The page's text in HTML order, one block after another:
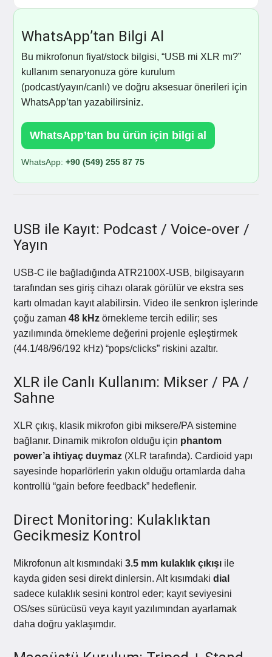
WhatsApp’tan Bilgi Al
Bu mikrofonun fiyat/stock bilgisi, “USB mi XLR mı?”
kullanım senaryonuza göre kurulum
(podcast/yayın/canlı) ve doğru aksesuar önerileri için
WhatsApp’tan yazabilirsiniz.
WhatsApp’tan bu ürün için bilgi al
WhatsApp: +90 (549) 255 87 75
USB ile Kayıt: Podcast / Voice-over /
Yayın
USB-C ile bağladığında ATR2100X-USB, bilgisayarın
tarafından ses giriş cihazı olarak görülür ve ekstra ses
kartı olmadan kayıt alabilirsin. Video ile senkron işlerinde
çoğu zaman 48 kHz örnekleme tercih edilir; ses
yazılımında örnekleme değerini projenle eşleştirmek
(44.1/48/96/192 kHz) “pops/clicks” riskini azaltır.
XLR ile Canlı Kullanım: Mikser / PA /
Sahne
XLR çıkış, klasik mikrofon gibi miksere/PA sistemine
bağlanır. Dinamik mikrofon olduğu için phantom
power’a ihtiyaç duymaz (XLR tarafında). Cardioid yapı
sayesinde hoparlörlerin yakın olduğu ortamlarda daha
kontrollü “gain before feedback” hedeflenir.
Direct Monitoring: Kulaklıktan
Gecikmesiz Kontrol
Mikrofonun alt kısmındaki 3.5 mm kulaklık çıkışı ile
kayda giden sesi direkt dinlersin. Alt kısımdaki dial
sadece kulaklık sesini kontrol eder; kayıt seviyesini
OS/ses sürücüsü veya kayıt yazılımından ayarlamak
daha doğru yaklaşımdır.